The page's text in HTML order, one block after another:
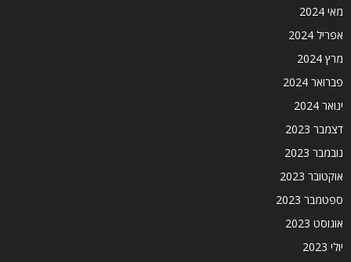
מאי 2024
אפריל 2024
מרץ 2024
פברואר 2024
ינואר 2024
דצמבר 2023
נובמבר 2023
אוקטובר 2023
ספטמבר 2023
אוגוסט 2023
יולי 2023